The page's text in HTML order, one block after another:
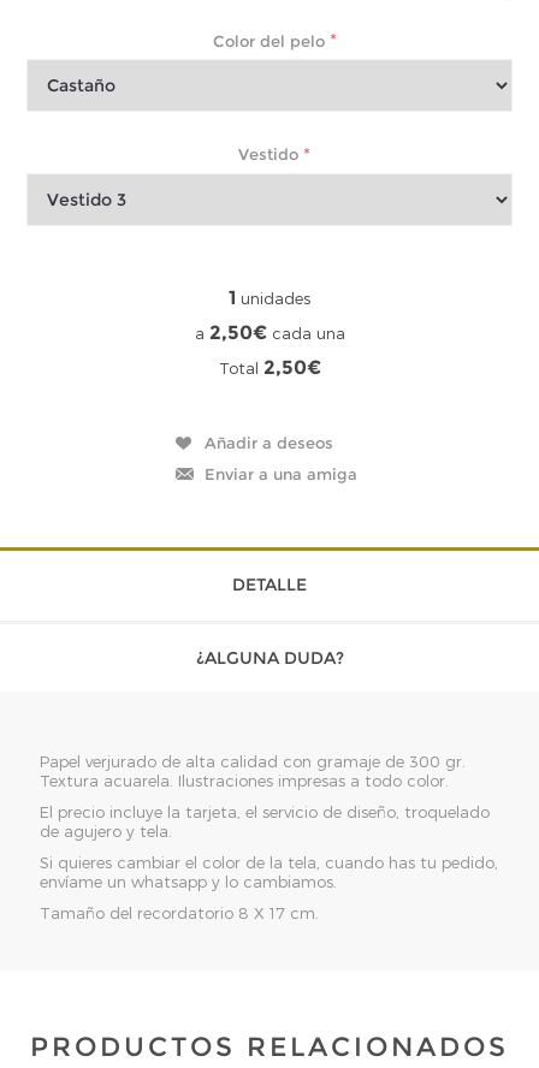
Color del pelo *
Vestido *
1 unidades
a 2,50€cada una
Total 2,50€
DETALLE
¿ALGUNA DUDA?
Papel verjurado de alta calidad con gramaje de 300 gr.
Textura acuarela. Ilustraciones impresas a todo color.
El precio incluye la tarjeta, el servicio de diseño, troquelado
de agujero y tela.
Si quieres cambiar el color de la tela, cuando has tu pedido,
envíame un whatsapp y lo cambiamos.
Tamaño del recordatorio 8 X 17 cm.
PRODUCTOS RELACIONADOS